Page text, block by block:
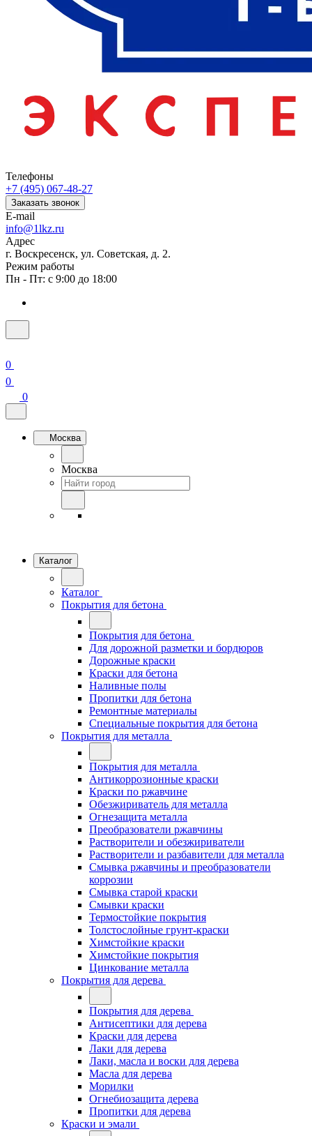
Телефоны
+7 (495) 067-48-27
Заказать звонок
E-mail
info@1lkz.ru
Адрес
г. Воскресенск, ул. Советская, д. 2.
Режим работы
Пн - Пт: с 9:00 до 18:00
0
0
0
Москва
Москва
Каталог
Каталог
Покрытия для бетона
Покрытия для бетона
Для дорожной разметки и бордюров
Дорожные краски
Краски для бетона
Наливные полы
Пропитки для бетона
Ремонтные материалы
Специальные покрытия для бетона
Покрытия для металла
Покрытия для металла
Антикоррозионные краски
Краски по ржавчине
Обезжириватель для металла
Огнезащита металла
Преобразователи ржавчины
Растворители и обезжириватели
Растворители и разбавители для металла
Смывка ржавчины и преобразователи
коррозии
Смывка старой краски
Смывки краски
Термостойкие покрытия
Толстослойные грунт-краски
Химстойкие краски
Химстойкие покрытия
Цинкование металла
Покрытия для дерева
Покрытия для дерева
Антисептики для дерева
Краски для дерева
Лаки для дерева
Лаки, масла и воски для дерева
Масла для дерева
Морилки
Огнебиозащита дерева
Пропитки для дерева
Краски и эмали